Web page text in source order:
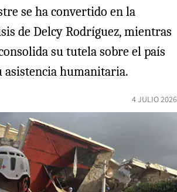
se ha convertido en la
de Delcy Rodríguez, mientras
su tutela sobre el país
asistencia humanitaria.
4 JULIO 2026